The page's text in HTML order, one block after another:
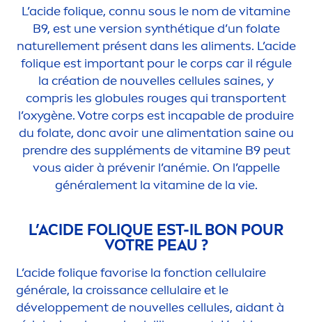
L’acide folique, connu sous le nom devitamine
B9, est une version synthétique d’un folate
naturellement présent dans les aliments. L’acide
folique est important pour le corps car il régule
la création de nouvelles cellules saines, y
compris les globules rouges qui transportent
l’oxygène. Votre corps est incapable de produire
du folate, donc avoir une alimentation saine ou
prendre des suppléments devitamine B9 peut
vous aider à prévenir l’anémie. On l’appelle
généralement la vitamine de la vie.
L’ACIDE FOLIQUE EST-IL BON POUR
VOTRE PEAU ?
L’acide folique favorise la fonction cellulaire
générale, la croissance cellulaire et le
développement de nouvelles cellules, aidant à